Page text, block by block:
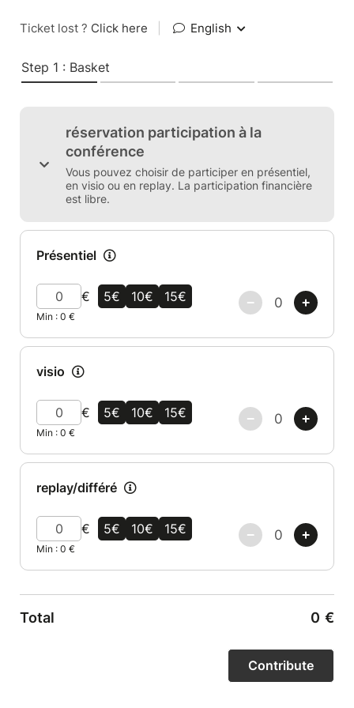
Ticket lost ? Click here English
Step 1 : Basket
réservation participation à la
conférence
Vous pouvez choisir de participer en présentiel,
en visio ou en replay. La participation financière
est libre.
Présentiel
€ 5€ 10€ 15€
Min : 0 €
visio
€ 5€ 10€ 15€
Min : 0 €
replay/différé
€ 5€ 10€ 15€
Min : 0 €
Total 0 €